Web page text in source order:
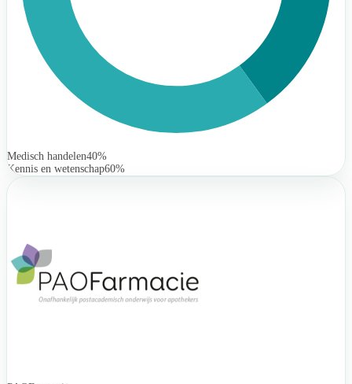
Medisch handelen40%
Kennis en wetenschap60%